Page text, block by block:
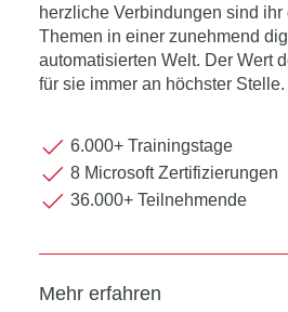
herzliche Verbindungen sind
Themen in einer zunehmend
automatisierten Welt. Der Wert
für sie immer an höchster Stelle.
6.000+ Trainingstage
8 Microsoft Zertifizierungen
36.000+ Teilnehmende
Mehr erfahren